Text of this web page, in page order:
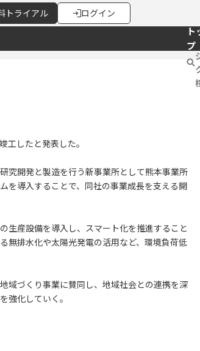
トライアル ログイン
ト
プ
工したと発表した。
究開発と製造を行う新事業所として熊本事業所
を導入することで、同社の事業成長を支える開
生産設備を導入し、スマート化を推進すること
無排水化や太陽光発電の活用など、環境負荷低
域づくり事業に賛同し、地域社会との連携を深
強化していく。